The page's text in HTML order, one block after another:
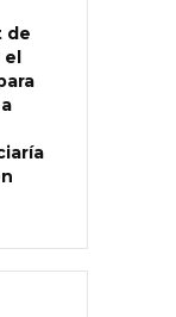
de
el